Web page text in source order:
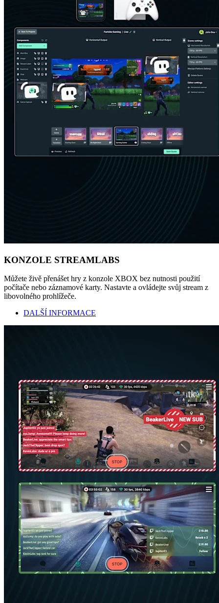
KONZOLE STREAMLABS
Můžete živě přenášet hry z konzole XBOX bez nutnosti použití
počítače nebo záznamové karty. Nastavte a ovládejte svůj stream z
libovolného prohlížeče.
DALŠÍ INFORMACE